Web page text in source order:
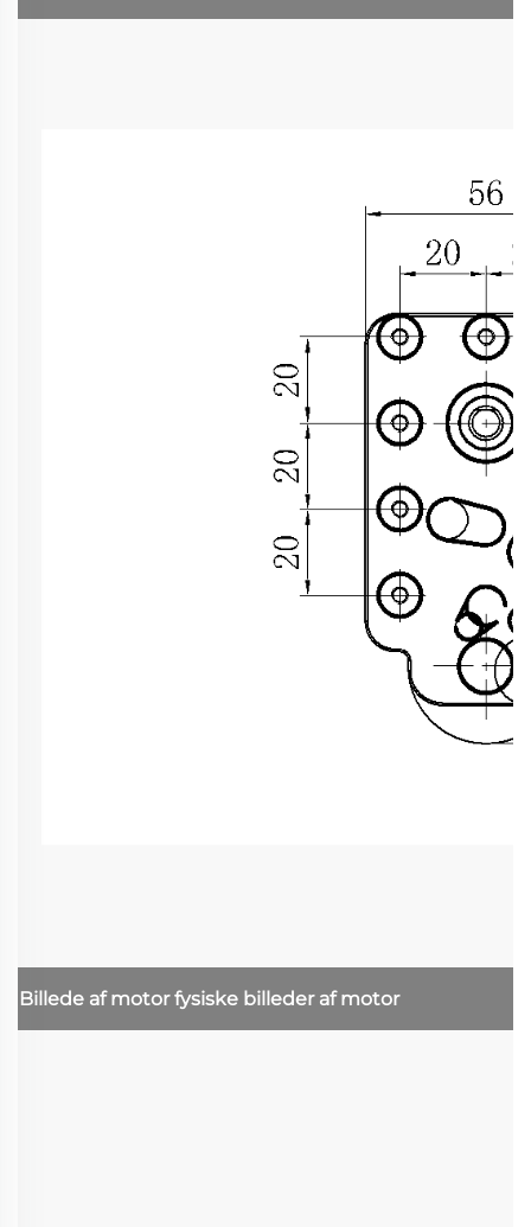
Billede af motorfysiske billeder af motor